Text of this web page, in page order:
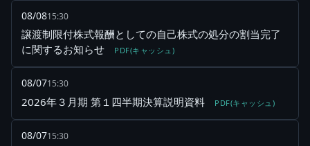
08/0815:30
譲渡制限付株式報酬としての自己株式の処分の割当完了
に関するお知らせ
PDF(キャッシュ)
08/0715:30
2026年３月期 第１四半期決算説明資料 PDF(キャッシュ)
08/0715:30